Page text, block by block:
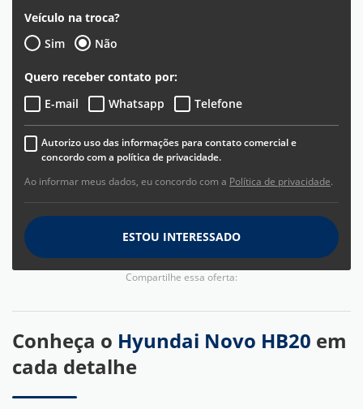
Veículo na troca?
Sim
Não
Quero receber contato por:
E-mail
Whatsapp Telefone
Autorizo uso das informações para contato comercial e
concordo com a política de privacidade.
Ao informar meus dados, eu concordo com a Política de privacidade.
ESTOU INTERESSADO
Compartilhe essa oferta:
Conheça o Hyundai Novo HB20 em
cada detalhe